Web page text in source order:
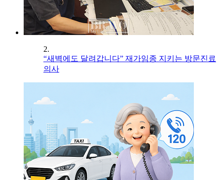
2.
“새벽에도 달려갑니다” 재가임종 지키는 방문진료
의사